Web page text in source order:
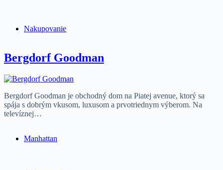
Nakupovanie
Bergdorf Goodman
Bergdorf Goodman je obchodný dom na Piatej avenue, ktorý sa
spája s dobrým vkusom, luxusom a prvotriednym výberom. Na
televíznej…
Manhattan